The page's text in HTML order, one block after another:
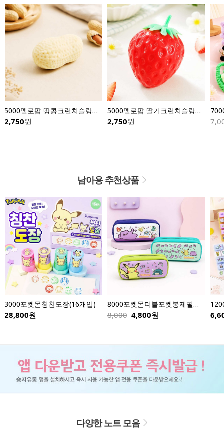
5000멜로팝 땅콩크런치슬랑이-낱개
2,750원
5000멜로팝 딸기크런치슬랑이-낱개
2,750원
남아용 추천상품
3000포켓몬칭찬도장(16개입)
28,800원
8000포켓몬더블포켓봉제필통-낱개
8,000 4,800원
다양한 노트 모음